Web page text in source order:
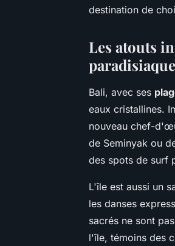
destination de
Les atouts
paradisiaque
Bali, avec ses
eaux cristallines.
nouveau chef-
de Seminyak ou
des spots de surf
L'île est aussi un
les danses
sacrés ne sont
l'île, témoins des